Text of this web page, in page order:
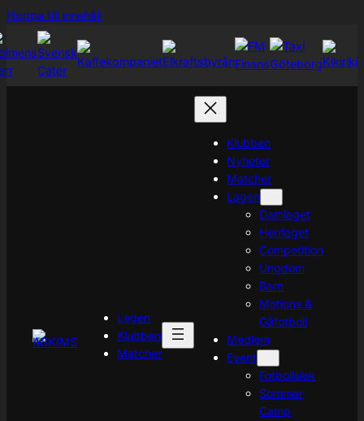
Hoppa till innehållHoppa
Lagen
Klubben
Matcher
Klubben
Nyheter
Matcher
Lagen
Damlaget
Herrlaget
Competition
Ungdom
Barn
Motions &
Gåfotboll
Medlem
Event
Fotbollslek
Sommar
Camp